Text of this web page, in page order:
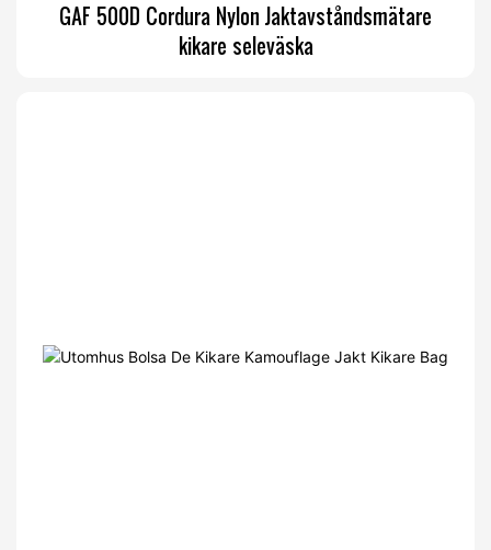
GAF 500D Cordura Nylon Jaktavståndsmätare
kikare seleväska